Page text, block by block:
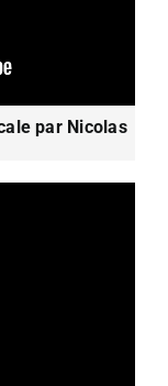
par Nicolas